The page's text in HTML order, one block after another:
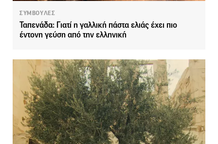
ΣΥΜΒΟΥΛΕΣ
Ταπενάδα: Γιατί η γαλλική πάστα ελιάς έχει πιο
έντονη γεύση από την ελληνική